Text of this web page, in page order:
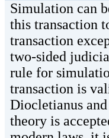
Simulation can
this transaction
transaction
two-sided
rule for
transaction is
Diocletianus
theory is